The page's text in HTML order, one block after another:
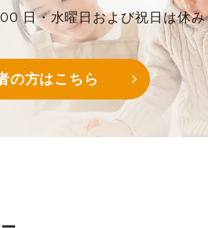
日・水曜日および祝日は休み
の方はこちら